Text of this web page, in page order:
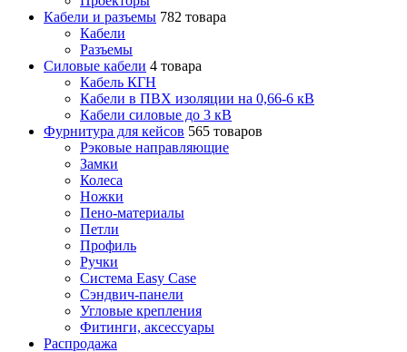
Кабели и разъемы 782 товара
Кабели
Разъемы
Силовые кабели 4 товара
Кабель КГН
Кабели в ПВХ изоляции на 0,66-6 кВ
Кабели силовые до 3 кВ
Фурнитура для кейсов 565 товаров
Рэковые направляющие
Замки
Колеса
Ножки
Пено-материалы
Петли
Профиль
Ручки
Система Easy Case
Сэндвич-панели
Угловые крепления
Фитинги, аксессуары
Распродажа